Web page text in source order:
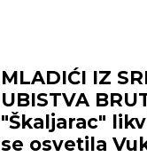
MLADIĆI IZ
UBISTVA
"Škaljarac"
se osvetila